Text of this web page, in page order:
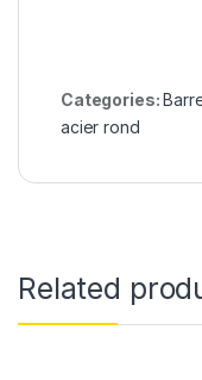
Categories:
acier rond
Related